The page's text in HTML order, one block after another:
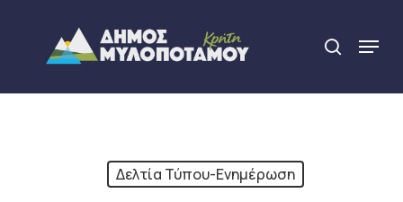
content
search
Menu
Δελτία Τύπου-Ενημέρωση
Close